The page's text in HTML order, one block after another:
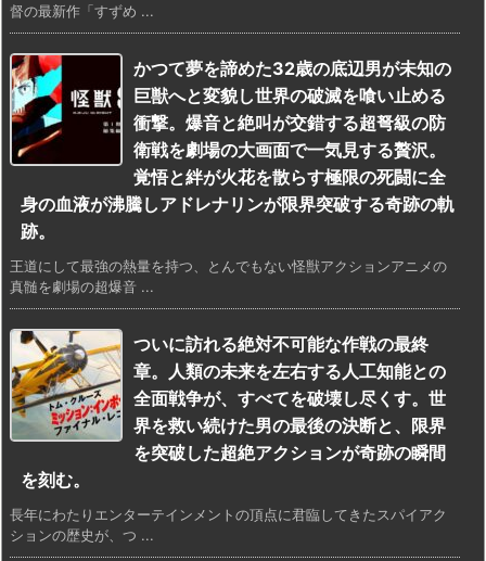
督の最新作「すずめ ...
かつて夢を諦めた32歳の底辺男が未知の
巨獣へと変貌し世界の破滅を喰い止める
衝撃。爆音と絶叫が交錯する超弩級の防
衛戦を劇場の大画面で一気見する贅沢。
覚悟と絆が火花を散らす極限の死闘に全
身の血液が沸騰しアドレナリンが限界突破する奇跡の軌
跡。
王道にして最強の熱量を持つ、とんでもない怪獣アクションアニメの
真髄を劇場の超爆音 ...
ついに訪れる絶対不可能な作戦の最終
章。人類の未来を左右する人工知能との
全面戦争が、すべてを破壊し尽くす。世
界を救い続けた男の最後の決断と、限界
を突破した超絶アクションが奇跡の瞬間
を刻む。
長年にわたりエンターテインメントの頂点に君臨してきたスパイアク
ションの歴史が、つ ...